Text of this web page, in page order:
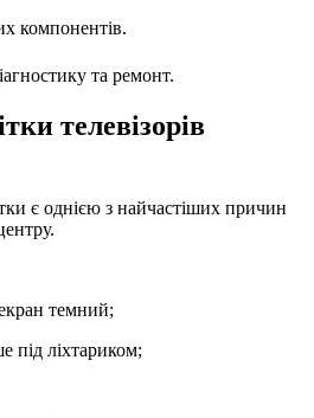
компонентів.
та ремонт.
телевізорів
є однією з найчастіших причин
темний;
під ліхтариком;